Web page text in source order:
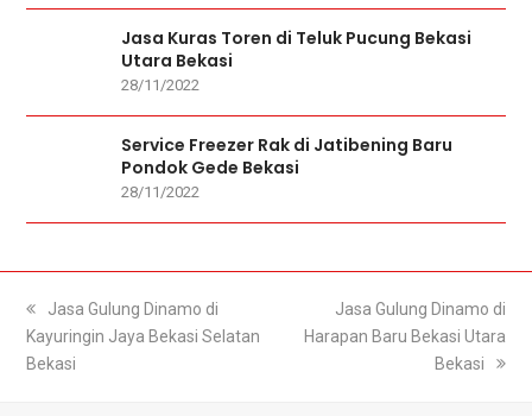
Jasa Kuras Toren di Teluk Pucung Bekasi
Utara Bekasi
28/11/2022
Service Freezer Rak di Jatibening Baru
Pondok Gede Bekasi
28/11/2022
previous
post:
Jasa Gulung Dinamo di
Kayuringin Jaya Bekasi Selatan
Bekasi
next
post:
Jasa Gulung Dinamo di
Harapan Baru Bekasi Utara
Bekasi